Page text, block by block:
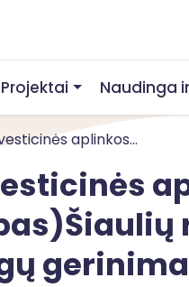
Projektai Naudinga
aplinkos...